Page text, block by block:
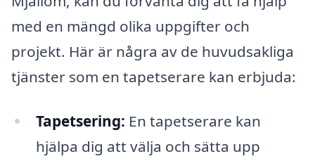
med en mängd olika uppgifter och
projekt. Här är några av de huvudsakliga
tjänster som en tapetserare kan erbjuda:
Tapetsering: En tapetserare kan
hjälpa dig att välja och sätta upp